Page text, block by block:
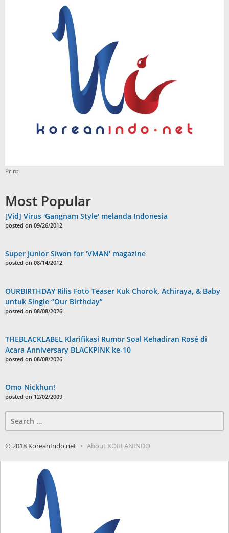
Print
Most Popular
[Vid] Virus 'Gangnam Style' melanda Indonesia
posted on 09/26/2012
Super Junior Siwon for 'VMAN' magazine
posted on 08/14/2012
OURBIRTHDAY Rilis Foto Teaser Kuk Chorok, Achiraya, & Baby
untuk Single “Our Birthday”
posted on 08/08/2026
THEBLACKLABEL Klarifikasi Rumor Soal Kehadiran Rosé di
Acara Anniversary BLACKPINK ke-10
posted on 08/08/2026
Omo Nickhun!
posted on 12/02/2009
for:
© 2018 KoreanIndo.net About KOREANINDO